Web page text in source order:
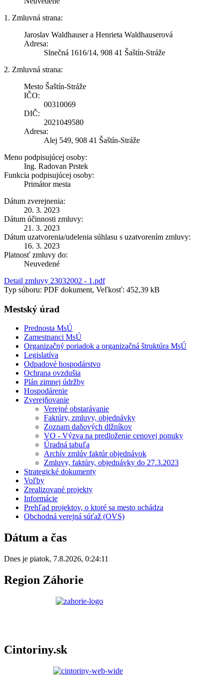
1. Zmluvná strana:
Jaroslav Waldhauser a Henrieta Waldhauserová
Adresa:
Slnečná 1616/14, 908 41 Šaštín-Stráže
2. Zmluvná strana:
Mesto Šaštín-Stráže
IČO:
00310069
DIČ:
2021049580
Adresa:
Alej 549, 908 41 Šaštín-Stráže
Meno podpisujúcej osoby:
Ing. Radovan Prstek
Funkcia podpisujúcej osoby:
Primátor mesta
Dátum zverejnenia:
20. 3. 2023
Dátum účinnosti zmluvy:
21. 3. 2023
Dátum uzatvorenia/udelenia súhlasu s uzatvorením zmluvy:
16. 3. 2023
Platnosť zmluvy do:
Neuvedené
Detail zmluvy 23032002 - 1.pdf
Typ súboru: PDF dokument, Veľkosť: 452,39 kB
Mestský úrad
Prednosta MsÚ
Zamestnanci MsÚ
Organizačný poriadok a organizačná štruktúra MsÚ
Legislatíva
Odpadové hospodárstvo
Ochrana ovzdušia
Plán zimnej údržby
Hospodárenie
Zverejňovanie
Verejné obstarávanie
Faktúry, zmluvy, objednávky
Zoznam daňových dlžníkov
VO - Výzva na predloženie cenovej ponuky
Úradná tabuľa
Archív zmlúv faktúr objednávok
Zmluvy, faktúry, objednávky do 27.3.2023
Strategické dokumenty
Voľby
Zrealizované projekty
Informácie
Prehľad projektov, o ktoré sa mesto uchádza
Obchodná verejná súťaž (OVS)
Dátum a čas
Dnes je piatok, 7.8.2026, 0:24:11
Region Záhorie
Cintoriny.sk